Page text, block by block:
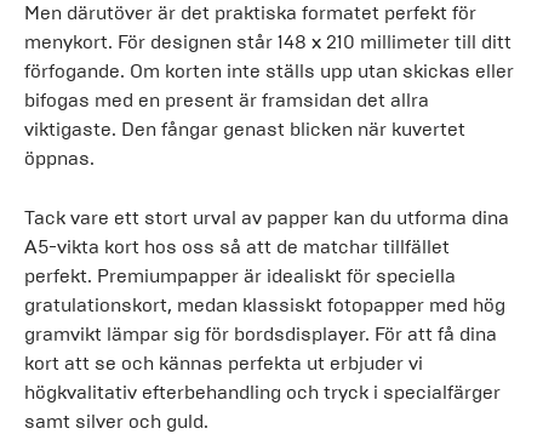
Men därutöver är det praktiska formatet perfekt för
menykort. För designen står 148 x 210 millimeter till ditt
förfogande. Om korten inte ställs upp utan skickas eller
bifogas med en present är framsidan det allra
viktigaste. Den fångar genast blicken när kuvertet
öppnas.
Tack vare ett stort urval av papper kan du utforma dina
A5-vikta kort hos oss så att de matchar tillfället
perfekt. Premiumpapper är idealiskt för speciella
gratulationskort, medan klassiskt fotopapper med hög
gramvikt lämpar sig för bordsdisplayer. För att få dina
kort att se och kännas perfekta ut erbjuder vi
högkvalitativ efterbehandling och tryck i specialfärger
samt silver och guld.